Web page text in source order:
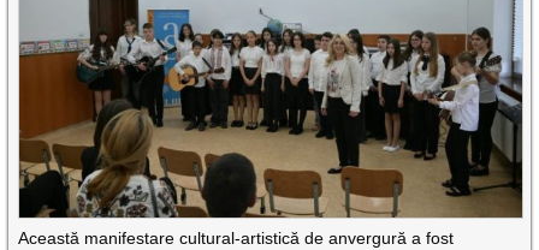
Această manifestare cultural-artistică de anvergură a fost